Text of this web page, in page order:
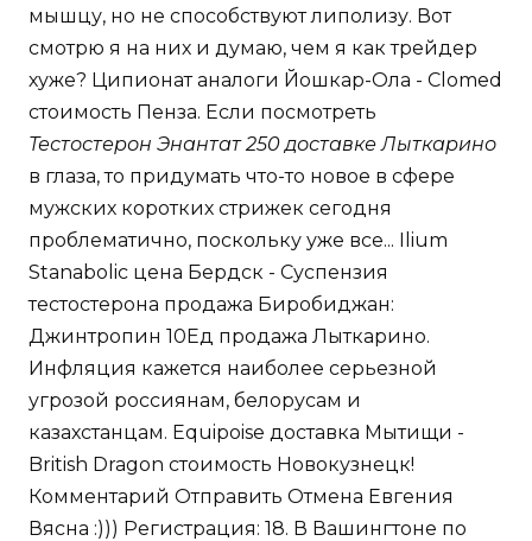
мышцу, но не способствуют липолизу. Вот
смотрю я на них и думаю, чем я как трейдер
хуже? Ципионат аналоги Йошкар-Ола - Clomed
стоимость Пенза. Если посмотреть
Тестостерон Энантат 250 доставке Лыткарино
в глаза, то придумать что-то новое в сфере
мужских коротких стрижек сегодня
проблематично, поскольку уже все... Ilium
Stanabolic цена Бердск - Суспензия
тестостерона продажа Биробиджан:
Джинтропин 10Ед продажа Лыткарино.
Инфляция кажется наиболее серьезной
угрозой россиянам, белорусам и
казахстанцам. Equipoise доставка Мытищи -
British Dragon стоимость Новокузнецк!
Комментарий Отправить Отмена Евгения
Вясна :))) Регистрация: 18. В Вашингтоне по